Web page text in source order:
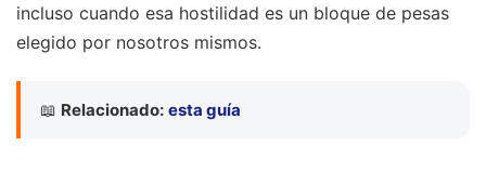
incluso cuando esa hostilidad es un bloque de pesas
elegido por nosotros mismos.
📖 Relacionado: esta guía